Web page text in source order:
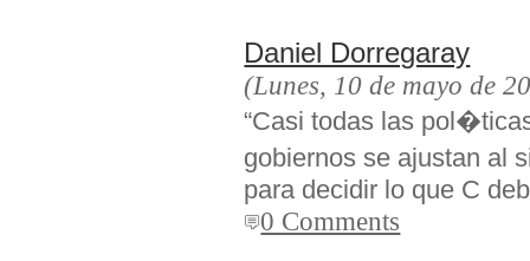
Daniel Dorregaray
(Lunes, 10 de mayo de
“Casi todas las
gobiernos se ajustan al
para decidir lo que C
0 Comments